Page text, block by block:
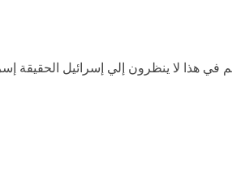
هذا لا ينظرون إلي إسرائيل الحقيقة